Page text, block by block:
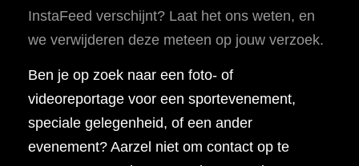
InstaFeed verschijnt? Laat het ons weten, en
we verwijderen deze meteen op jouw verzoek.
Ben je op zoek naar een foto- of
videoreportage voor een sportevenement,
speciale gelegenheid, of een ander
evenement? Aarzel niet om contact op te